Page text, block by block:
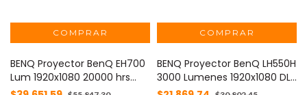
BENQ Proyector BenQ EH700
Lum 1920x1080 20000 hrs
Laser HDMI/USB/Bocina 10W
BENQ Proyector BenQ LH550H
3000 Lumenes 1920x1080 DLP
Led HDMIX2 MOD: LH550H